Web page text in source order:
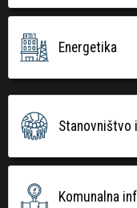
Energetika
Stanovništvo
Komunalna